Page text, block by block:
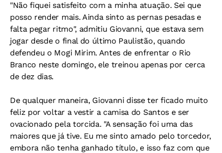
"Não fiquei satisfeito com a minha atuação. Sei que
posso render mais. Ainda sinto as pernas pesadas e
falta pegar ritmo", admitiu Giovanni, que estava sem
jogar desde o final do último Paulistão, quando
defendeu o Mogi Mirim. Antes de enfrentar o Rio
Branco neste domingo, ele treinou apenas por cerca
de dez dias.
De qualquer maneira, Giovanni disse ter ficado muito
feliz por voltar a vestir a camisa do Santos e ser
ovacionado pela torcida. "A sensação foi uma das
maiores que já tive. Eu me sinto amado pelo torcedor,
embora não tenha ganhado título, e isso faz com que